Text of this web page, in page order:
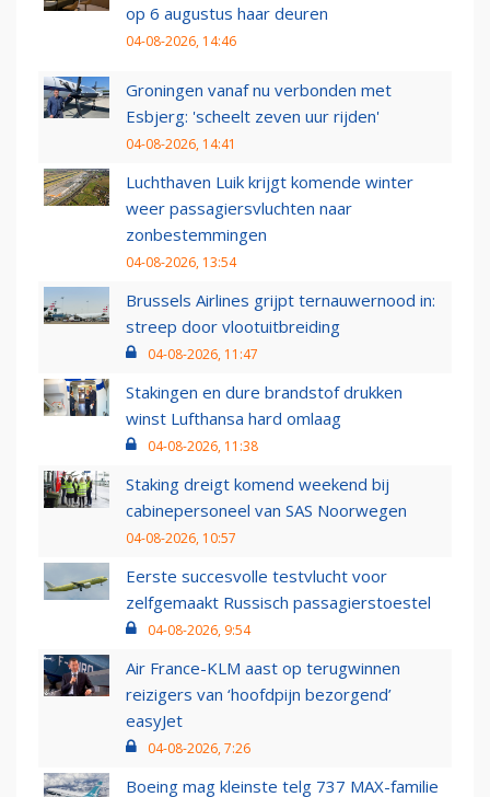
op 6 augustus haar deuren
04-08-2026, 14:46
Groningen vanaf nu verbonden met
Esbjerg: 'scheelt zeven uur rijden'
04-08-2026, 14:41
Luchthaven Luik krijgt komende winter
weer passagiersvluchten naar
zonbestemmingen
04-08-2026, 13:54
Brussels Airlines grijpt ternauwernood in:
streep door vlootuitbreiding
04-08-2026, 11:47
Stakingen en dure brandstof drukken
winst Lufthansa hard omlaag
04-08-2026, 11:38
Staking dreigt komend weekend bij
cabinepersoneel van SAS Noorwegen
04-08-2026, 10:57
Eerste succesvolle testvlucht voor
zelfgemaakt Russisch passagierstoestel
04-08-2026, 9:54
Air France-KLM aast op terugwinnen
reizigers van ‘hoofdpijn bezorgend’
easyJet
04-08-2026, 7:26
Boeing mag kleinste telg 737 MAX-familie